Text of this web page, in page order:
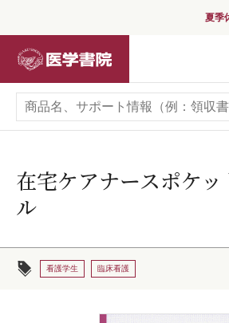
夏季
在宅ケアナースポケッ
ル
看護学生 臨床看護